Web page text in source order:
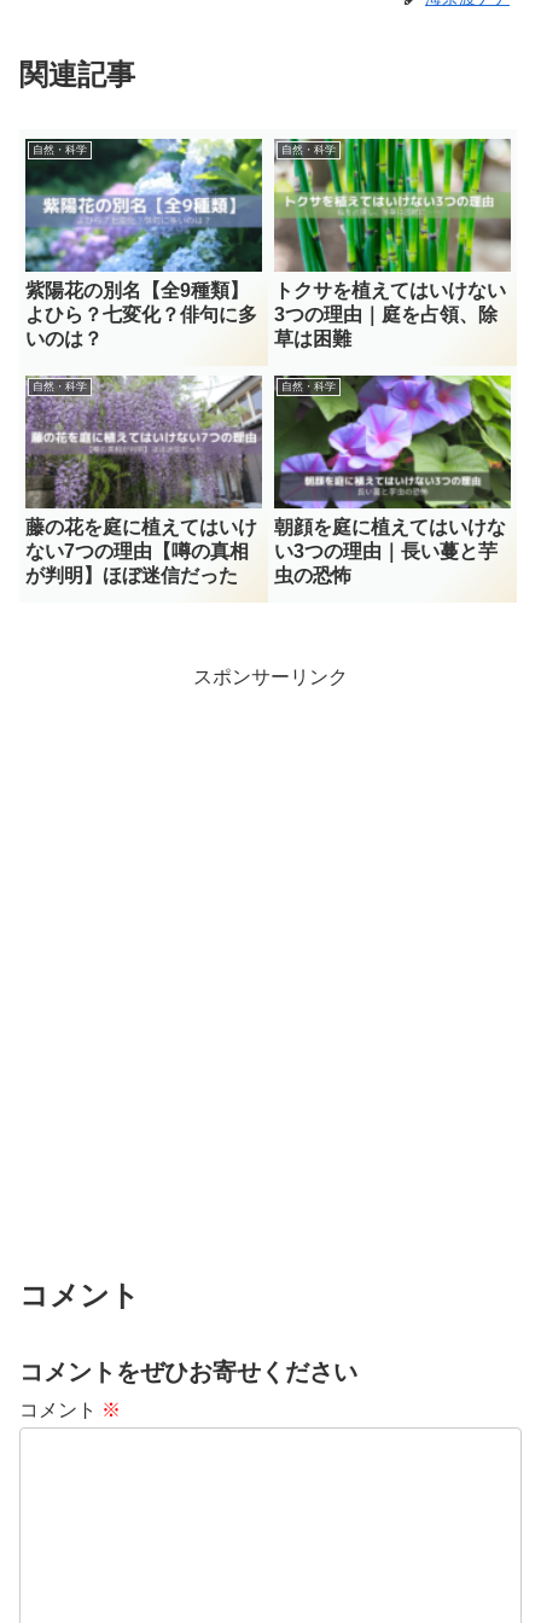
関連記事
自然・科学
紫陽花の別名【全9種類】
よひら？七変化？俳句に多
いのは？
自然・科学
トクサを植えてはいけない
3つの理由｜庭を占領、除
草は困難
自然・科学
藤の花を庭に植えてはいけ
ない7つの理由【噂の真相
が判明】ほぼ迷信だった
自然・科学
朝顔を庭に植えてはいけな
い3つの理由｜長い蔓と芋
虫の恐怖
スポンサーリンク
コメント
コメントをぜひお寄せください
コメント ※